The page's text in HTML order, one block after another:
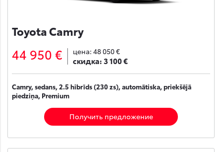
Toyota Camry
44 950 € цена: 48 050 €
скидка:3 100 €
Camry, sedans, 2.5 hibrīds (230 zs), automātiska, priekšējā
piedziņa, Premium
Получить предложение